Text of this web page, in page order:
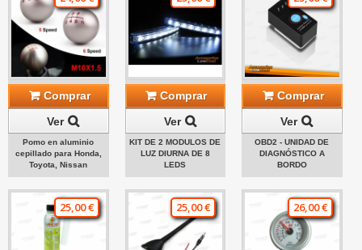
Comprar
Ver
Pomo en aluminio
cepillado para Honda,
Toyota, Nissan
Comprar
Ver
KIT DE 2 MODULOS DE
LUZ DIURNA DE 8
LEDS
Comprar
Ver
OBD2 - UNIDAD DE
DIAGNÓSTICO A
BORDO
25,00 € 25,00 € 26,00 €